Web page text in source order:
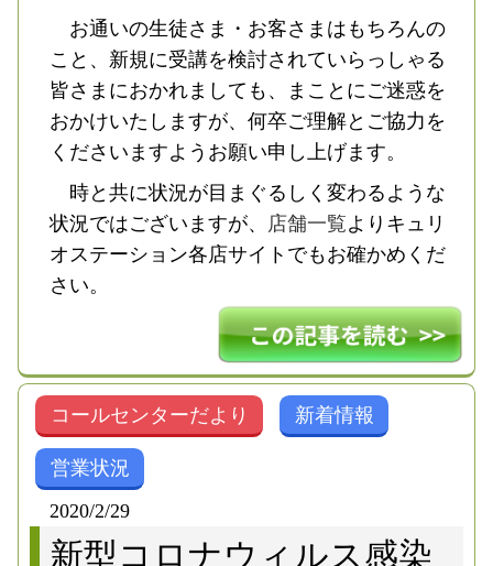
お通いの生徒さま・お客さまはもちろんの
こと、新規に受講を検討されていらっしゃる
皆さまにおかれましても、まことにご迷惑を
おかけいたしますが、何卒ご理解とご協力を
くださいますようお願い申し上げます。
時と共に状況が目まぐるしく変わるような
状況ではございますが、 店舗一覧よりキュリ
オステーション各店サイトでもお確かめくだ
さい。
コールセンターだより 新着情報
営業状況
2020/2/29
新型コロナウィルス感染